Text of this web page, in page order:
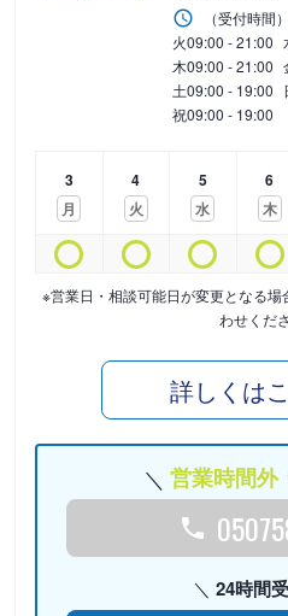
（受付時間）
火09:00 - 21:00
木09:00 - 21:00
土09:00 - 19:00
祝09:00 - 19:00
3
月
4
火
5
水
6
木
※営業日・相談可能日が変更となる
わせくだ
詳しくは
営業時間外
24時間